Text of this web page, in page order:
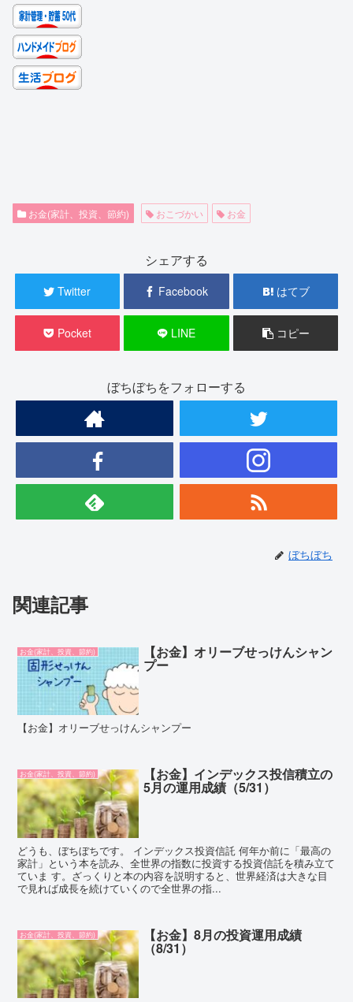
お金(家計、投資、節約) おこづかい お金
シェアする
Twitter Facebook はてブ
Pocket LINE コピー
ぼちぼちをフォローする
ぼちぼち
関連記事
お金(家計、投資、節約) 【お金】オリーブせっけんシャン
プー
【お金】オリーブせっけんシャンプー
お金(家計、投資、節約) 【お金】インデックス投信積立の
5月の運用成績（5/31）
どうも、ぼちぼちです。 インデックス投資信託 何年か前に「最高の
家計」という本を読み、全世界の指数に投資する投資信託を積み立て
ていま す。ざっくりと本の内容を説明すると、世界経済は大きな目
で見れば成長を続けていくので全世界の指...
お金(家計、投資、節約) 【お金】8月の投資運用成績
（8/31）